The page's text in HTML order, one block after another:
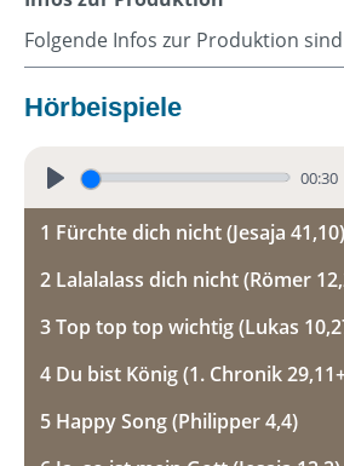
Folgende Infos zur Produktion
Hörbeispiele
P
l
a
00:30
1 Fürchte dich nicht (Jesaja 41,10)
2 Lalalalass dich nicht (Römer
3 Top top top wichtig (Lukas
4 Du bist König (1. Chronik
5 Happy Song (Philipper 4,4)